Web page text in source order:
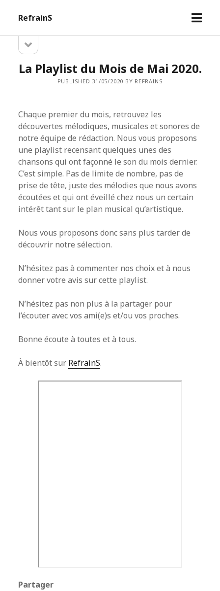
RefrainS
open
Sidebarsidebar
La Playlist du Mois de Mai 2020.
PUBLISHED 31/05/2020 BY REFRAINS
Chaque premier du mois, retrouvez les
découvertes mélodiques, musicales et sonores de
notre équipe de rédaction. Nous vous proposons
une playlist recensant quelques unes des
chansons qui ont façonné le son du mois dernier.
C’est simple. Pas de limite de nombre, pas de
prise de tête, juste des mélodies que nous avons
écoutées et qui ont éveillé chez nous un certain
intérêt tant sur le plan musical qu’artistique.
Nous vous proposons donc sans plus tarder de
découvrir notre sélection.
N’hésitez pas à commenter nos choix et à nous
donner votre avis sur cette playlist.
N’hésitez pas non plus à la partager pour
l’écouter avec vos ami(e)s et/ou vos proches.
Bonne écoute à toutes et à tous.
À bientôt sur RefrainS.
Partager